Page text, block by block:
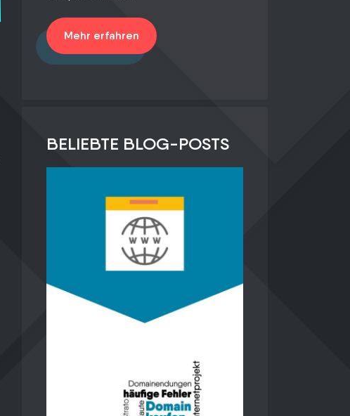
Mehr erfahren
BELIEBTE BLOG-POSTS